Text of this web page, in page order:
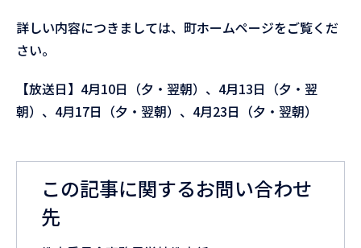
詳しい内容につきましては、町ホームページをご覧くだ
さい。
【放送日】4月10日（夕・翌朝）、4月13日（夕・翌
朝）、4月17日（夕・翌朝）、4月23日（夕・翌朝）
この記事に関するお問い合わせ
先